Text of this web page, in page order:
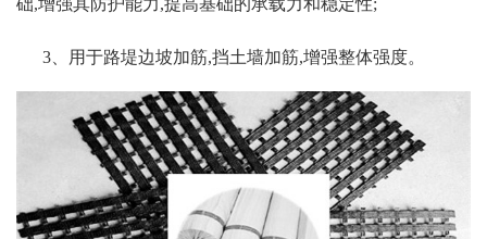
础,增强其防护能力,提高基础的承载力和稳定性;
3、用于路堤边坡加筋,挡土墙加筋,增强整体强度。